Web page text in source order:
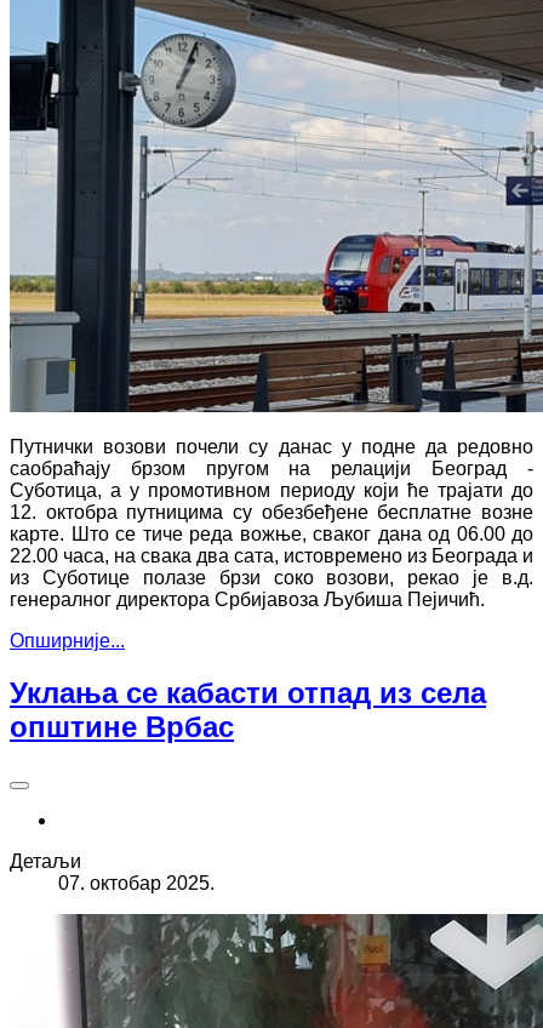
Путнички возови почели су данас у подне да редовно
саобраћају брзом пругом на релацији Београд -
Суботица, а у промотивном периоду који ће трајати до
12. октобра путницима су обезбеђене бесплатне возне
карте. Што се тиче реда вожње, сваког дана од 06.00 до
22.00 часа, на свака два сата, истовремено из Београда и
из Суботице полазе брзи соко возови, рекао је в.д.
генералног директора Србијавоза Љубиша Пејичић.
Опширније...
Уклања се кабасти отпад из села
општине Врбас
Детаљи
07. октобар 2025.